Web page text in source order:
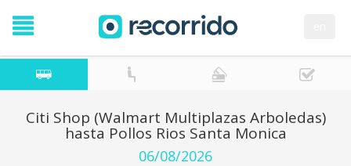
Citi Shop (Walmart Multiplazas Arboledas)
hasta Pollos Rios Santa Monica
06/08/2026